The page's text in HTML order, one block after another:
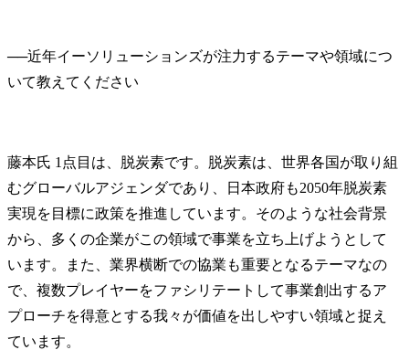
──近年イーソリューションズが注力するテーマや領域につ
藤本氏 1点目は、脱炭素です。脱炭素は、世界各国が取り組
むグローバルアジェンダであり、日本政府も2050年脱炭素
実現を目標に政策を推進しています。そのような社会背景
から、多くの企業がこの領域で事業を立ち上げようとして
います。また、業界横断での協業も重要となるテーマなの
で、複数プレイヤーをファシリテートして事業創出するア
プローチを得意とする我々が価値を出しやすい領域と捉え
ています。